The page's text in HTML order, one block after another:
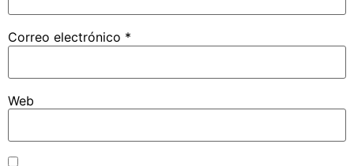
Correo electrónico *
Web